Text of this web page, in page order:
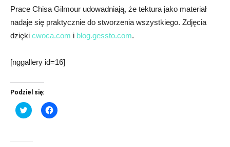
Prace Chisa Gilmour udowadniają, że tektura jako materiał
nadaje się praktycznie do stworzenia wszystkiego. Zdjęcia
dzięki cwoca.com i blog.gessto.com.
[nggallery id=16]
Podziel się:
Click
to
(Opens
Click
to